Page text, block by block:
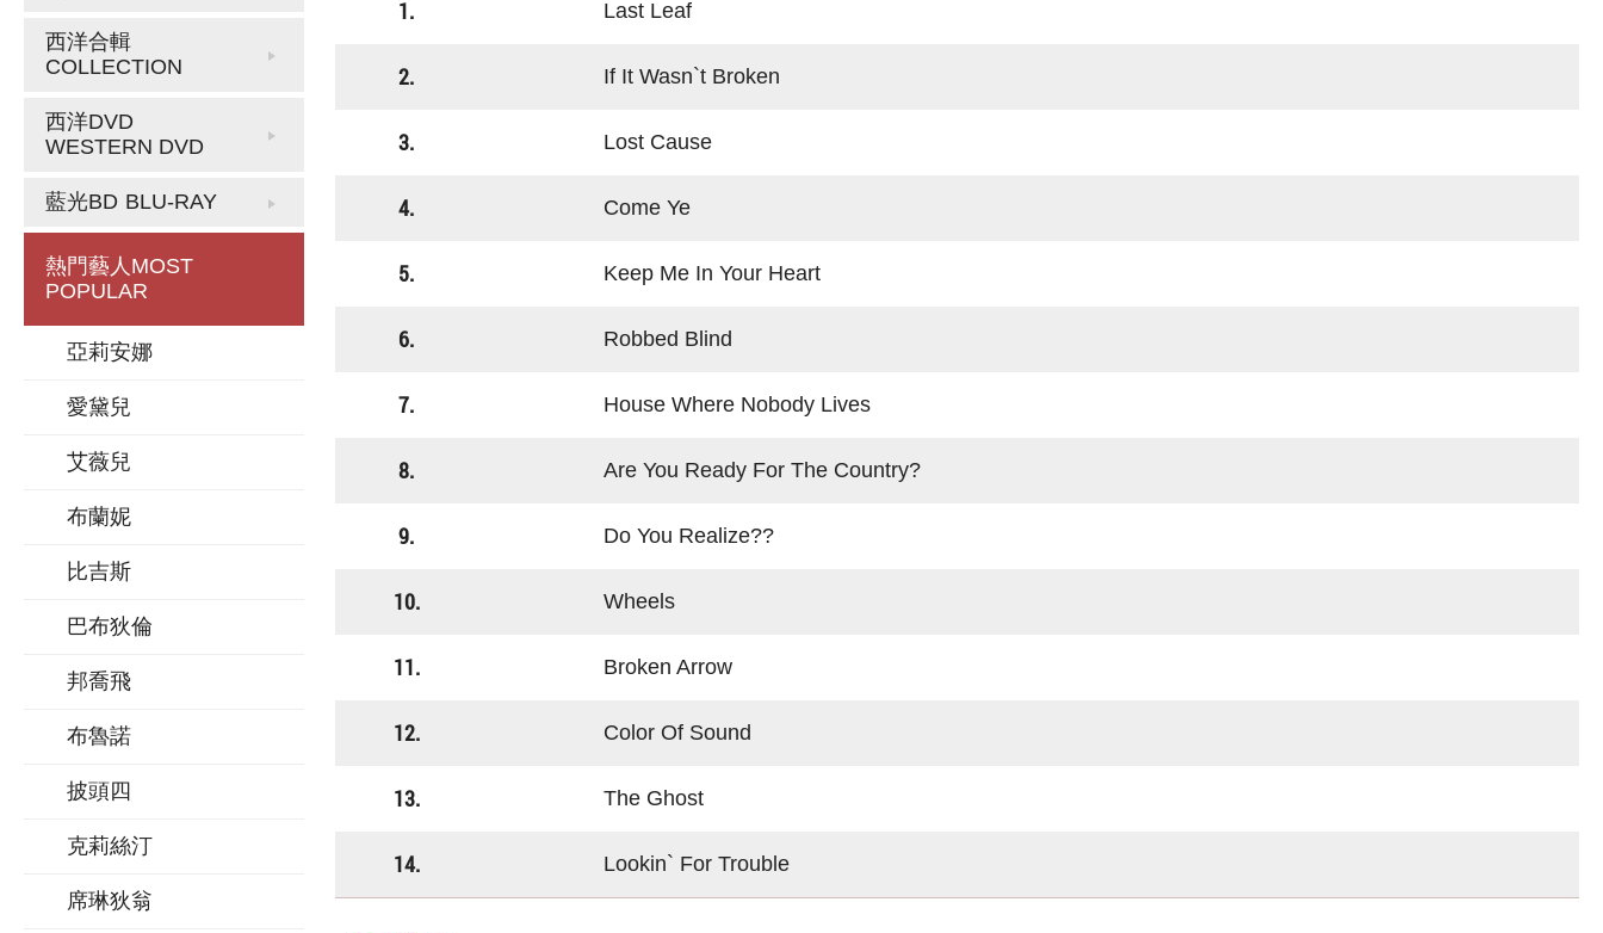
西洋合輯
COLLECTION
西洋DVD
WESTERN DVD
藍光BD BLU-RAY
熱門藝人 MOST
POPULAR
亞莉安娜
愛黛兒
艾薇兒
布蘭妮
比吉斯
巴布狄倫
邦喬飛
布魯諾
披頭四
克莉絲汀
席琳狄翁
1. Last Leaf
2. If It Wasn`t Broken
3. Lost Cause
4. Come Ye
5. Keep Me In Your Heart
6. Robbed Blind
7. House Where Nobody Lives
8. Are You Ready For The Country?
9. Do You Realize??
10. Wheels
11. Broken Arrow
12. Color Of Sound
13. The Ghost
14. Lookin` For Trouble